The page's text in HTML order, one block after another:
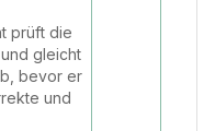
prüft die
gleicht
bevor er
und